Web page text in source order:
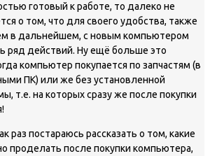
готовый к работе, то далеко не
о том, что для своего удобства, также
в дальнейшем, с новым компьютером
ряд действий. Ну ещё больше это
компьютер покупается по запчастям (в
ПК) или же без установленной
т.е. на которых сразу же после покупки
раз постараюсь рассказать о том, какие
проделать после покупки компьютера,